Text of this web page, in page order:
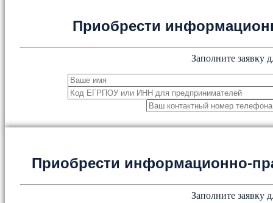
Приобрести
Заполните заявку
Приобрести информационно-
Заполните заявку